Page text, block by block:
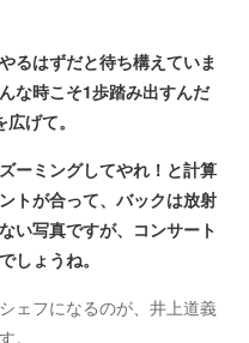
るはずだと待ち構えていま
な時こそ1歩踏み出すんだ
げて。
ーミングしてやれ！と計算
トが合って、バックは放射
い写真ですが、コンサート
しょうね。
フになるのが、井上道義
。